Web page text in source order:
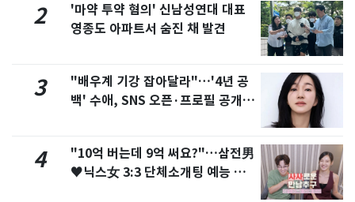
2
'마약 투약 혐의' 신남성연대 대표
영종도 아파트서 숨진 채 발견
3
"배우계 기강 잡아달라"…'4년 공
백' 수애, SNS 오픈·프로필 공개
4
"10억 버는데 9억 써요?"…삼전男
♥닉스女 3:3 단체소개팅 예능 화